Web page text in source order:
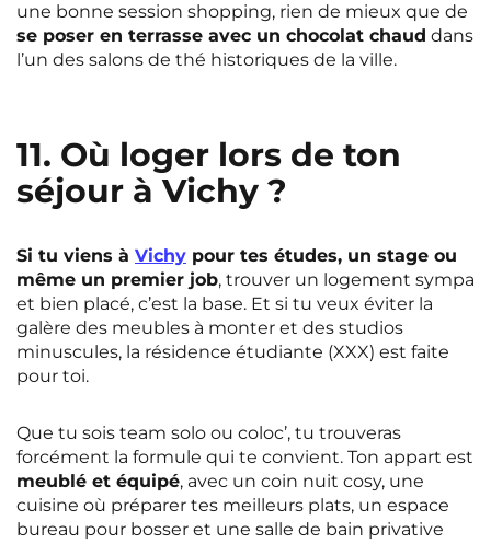
une bonne session shopping, rien de mieux que de
se poser en terrasse avec un chocolat chaud dans
l’un des salons de thé historiques de la ville.
11. Où loger lors de ton
séjour à Vichy ?
Si tu viens à Vichy pour tes études, un stage ou
même un premier job, trouver un logement sympa
et bien placé, c’est la base. Et si tu veux éviter la
galère des meubles à monter et des studios
minuscules, la résidence étudiante (XXX) est faite
pour toi.
Que tu sois team solo ou coloc’, tu trouveras
forcément la formule qui te convient. Ton appart est
meublé et équipé, avec un coin nuit cosy, une
cuisine où préparer tes meilleurs plats, un espace
bureau pour bosser et une salle de bain privative